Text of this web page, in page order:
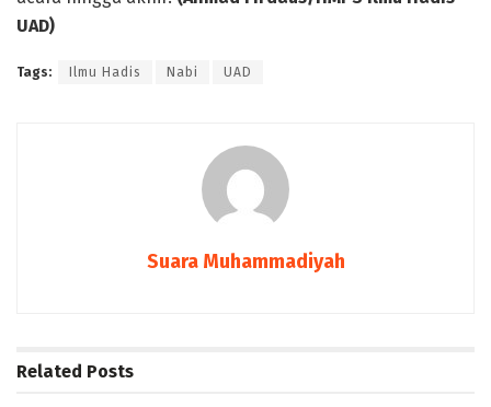
UAD)
Tags: Ilmu Hadis Nabi UAD
Suara Muhammadiyah
Related Posts